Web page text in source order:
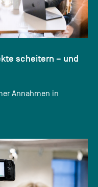
scheitern – und
Annahmen in